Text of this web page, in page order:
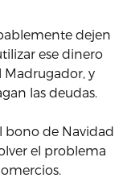
dejen
ese dinero
Madrugador, y
las deudas.
bono de Navidad
el problema